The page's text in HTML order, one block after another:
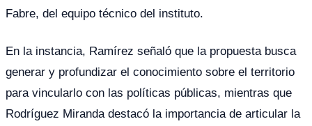
Fabre, del equipo técnico del instituto.
En la instancia, Ramírez señaló que la propuesta busca
generar y profundizar el conocimiento sobre el territorio
para vincularlo con las políticas públicas, mientras que
Rodríguez Miranda destacó la importancia de articular la